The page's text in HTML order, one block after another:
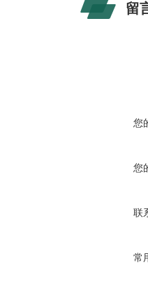
留
您
您
联
常